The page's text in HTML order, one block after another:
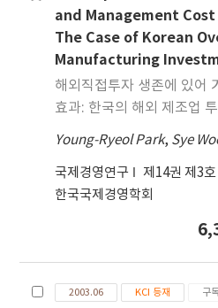
and Management Cost
The Case of Korean
Manufacturing
해외직접투자 생존에 있어
효과: 한국의 해외 제조업 투
Young-Ryeol Park, Sye
국제경영연구 제14권 제3호
한국국제경영학회
2003.06 KCI 등재 구